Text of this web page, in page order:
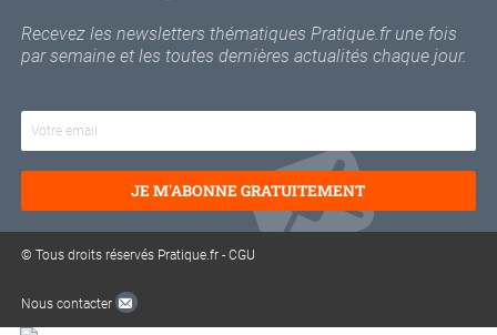
Recevez les newsletters thématiques Pratique.fr une fois
par semaine et les toutes dernières actualités chaque jour.
r
e
e
JE M'ABONNE GRATUITEMENT
© Tous droits réservés Pratique.fr -CGU
Nous contacter